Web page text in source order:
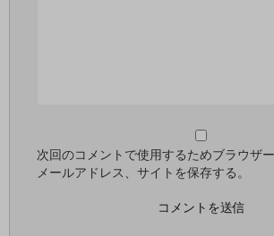
次回のコメントで使用するためブラウザ
メールアドレス、サイトを保存する。